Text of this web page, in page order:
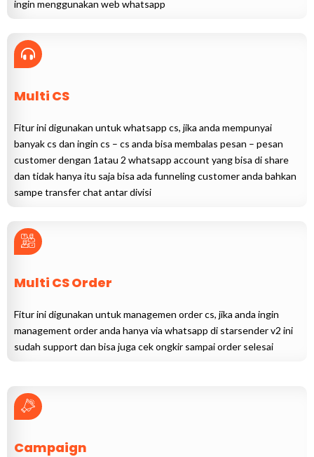
ingin menggunakan web whatsapp
Multi CS
Fitur ini digunakan untuk whatsapp cs, jika anda mempunyai
banyak cs dan ingin cs – cs anda bisa membalas pesan – pesan
customer dengan 1atau 2 whatsapp account yang bisa di share
dan tidak hanya itu saja bisa ada funneling customer anda bahkan
sampe transfer chat antar divisi
Multi CS Order
Fitur ini digunakan untuk managemen order cs, jika anda ingin
management order anda hanya via whatsapp di starsender v2 ini
sudah support dan bisa juga cek ongkir sampai order selesai
Campaign